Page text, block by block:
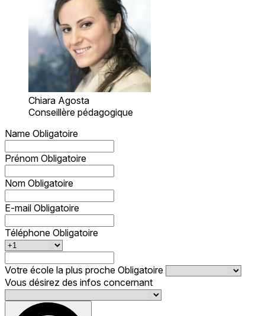
Chiara Agosta
Conseillère pédagogique
Name Obligatoire
Prénom Obligatoire
Nom Obligatoire
E-mail Obligatoire
Téléphone Obligatoire
Votre école la plus proche Obligatoire
Vous désirez des infos concernant